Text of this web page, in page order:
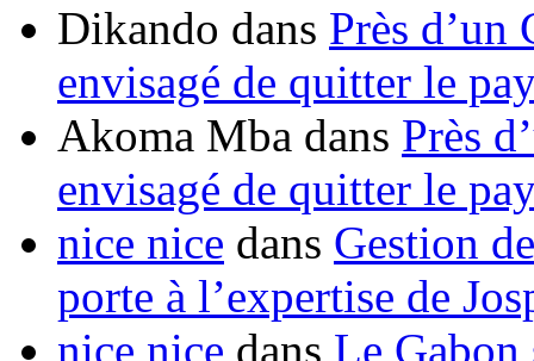
Dikando dans Près d’un
envisagé de quitter le
Akoma Mba dans Près
envisagé de quitter le
nice nice dans Gestion
porte à l’expertise de
nice nice dans Le Gabon